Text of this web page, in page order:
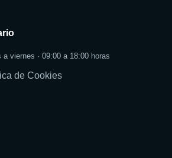
a viernes · 09:00 a 18:00 horas
de Cookies